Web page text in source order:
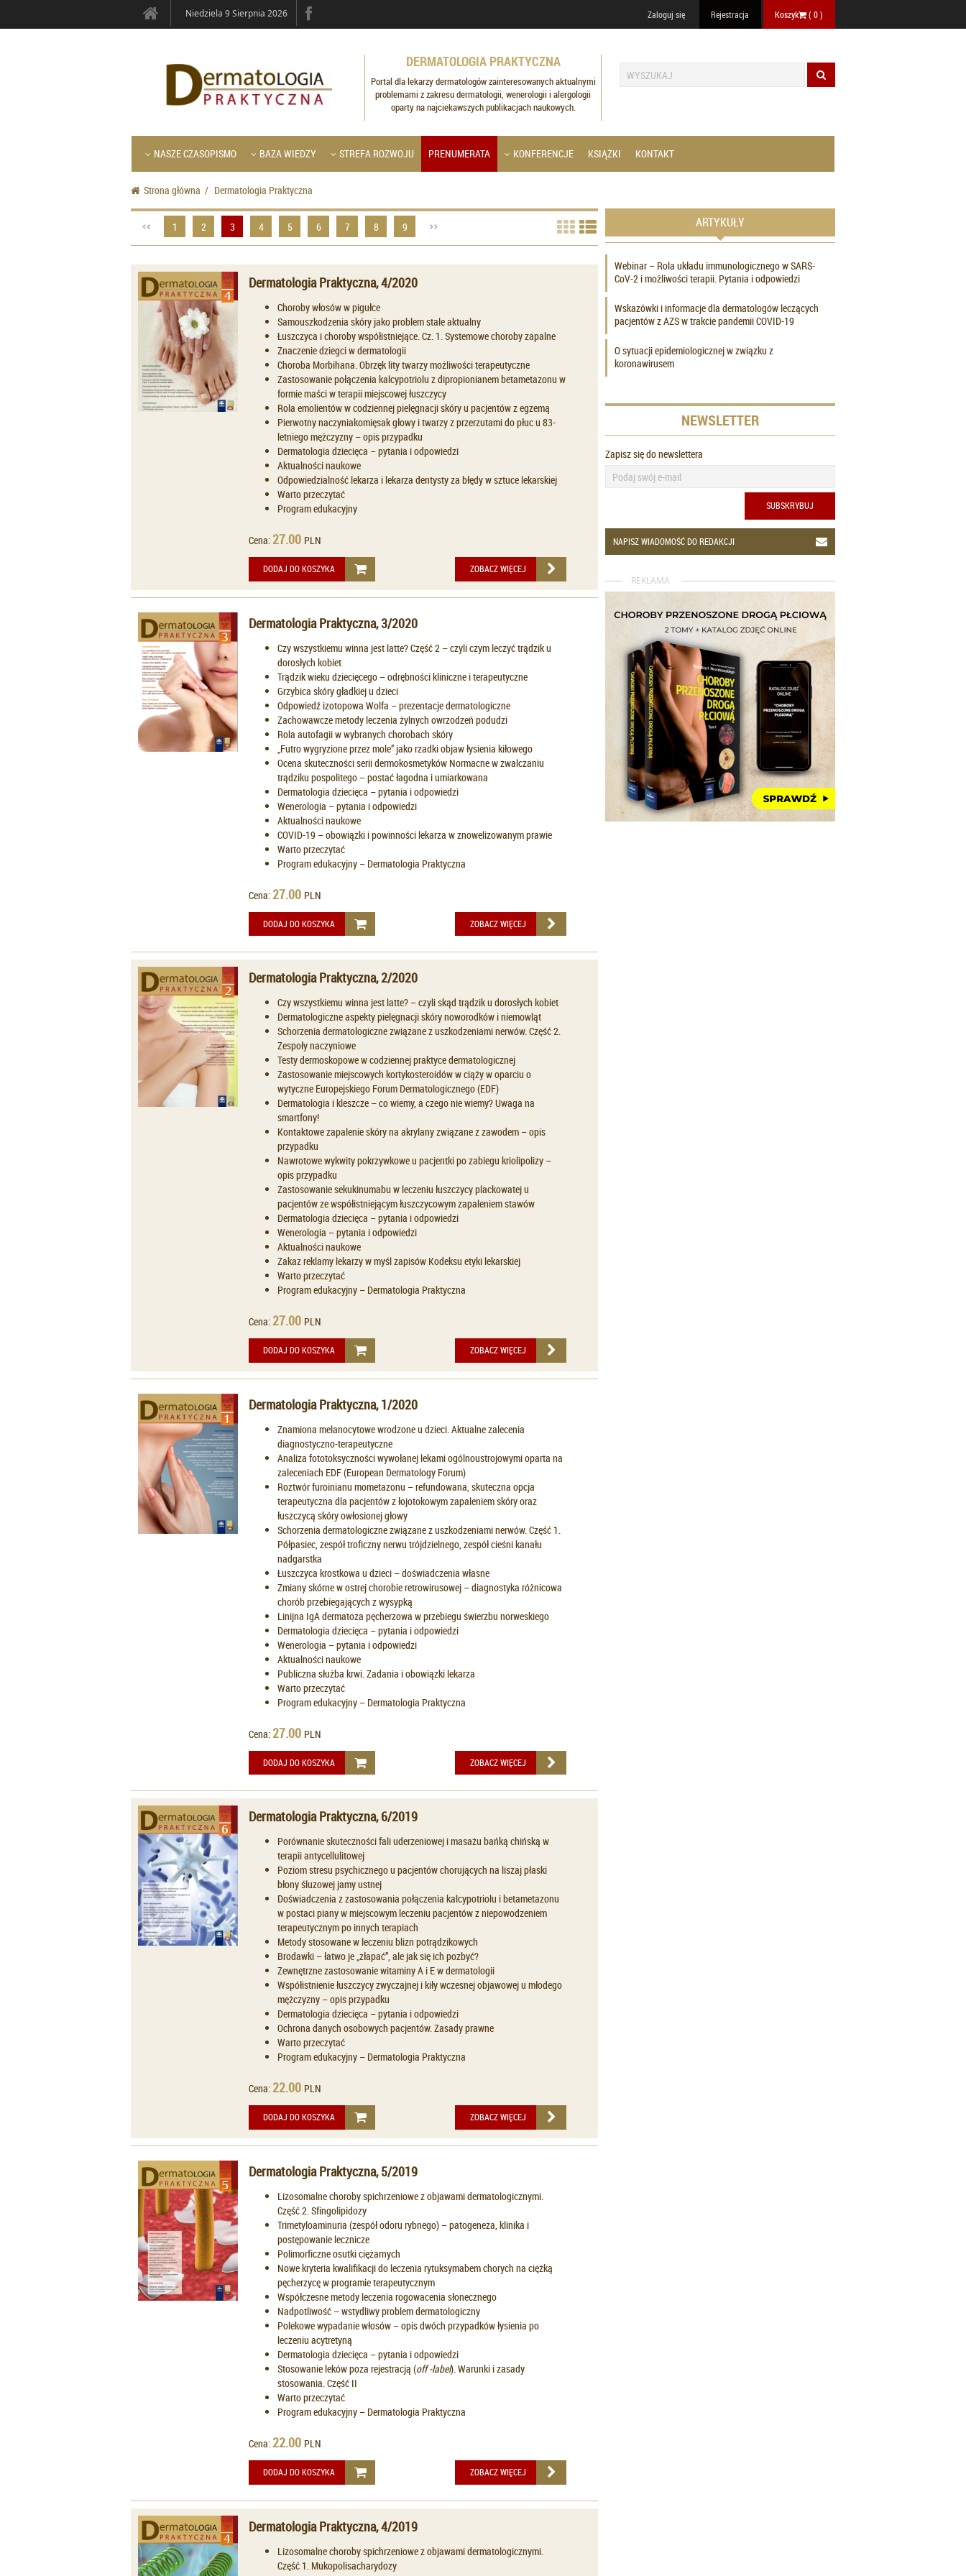
Niedziela 9 Sierpnia 2026 Zaloguj się Rejestracja Koszyk (0)
DERMATOLOGIA PRAKTYCZNA
Portal dla lekarzy dermatologów zainteresowanych aktualnymi
problemami z zakresu dermatologii, wenerologii i alergologii
oparty na najciekawszych publikacjach naukowych.
NASZE CZASOPISMO BAZA WIEDZY STREFA ROZWOJU PRENUMERATA KONFERENCJE KSIĄŻKI KONTAKT
Strona główna / Dermatologia Praktyczna
1 2 3 4 5 6 7 8 9
Dermatologia Praktyczna, 4/2020
Choroby włosów w pigułce
Samouszkodzenia skóry jako problem stale aktualny
Łuszczyca i choroby współistniejące. Cz. 1. Systemowe choroby zapalne
Znaczenie dziegci w dermatologii
Choroba Morbihana. Obrzęk lity twarzy możliwości terapeutyczne
Zastosowanie połączenia kalcypotriolu z dipropionianem betametazonu w
formie maści w terapii miejscowej łuszczycy
Rola emolientów w codziennej pielęgnacji skóry u pacjentów z egzemą
Pierwotny naczyniakomięsak głowy i twarzy z przerzutami do płuc u 83-
letniego mężczyzny – opis przypadku
Dermatologia dziecięca – pytania i odpowiedzi
Aktualności naukowe
Odpowiedzialność lekarza i lekarza dentysty za błędy w sztuce lekarskiej
Warto przeczytać
Program edukacyjny
Cena: 27.00 PLN
DODAJ DO KOSZYKA ZOBACZ WIĘCEJ
Dermatologia Praktyczna, 3/2020
Czy wszystkiemu winna jest latte? Część 2 – czyli czym leczyć trądzik u
dorosłych kobiet
Trądzik wieku dziecięcego – odrębności kliniczne i terapeutyczne
Grzybica skóry gładkiej u dzieci
Odpowiedź izotopowa Wolfa – prezentacje dermatologiczne
Zachowawcze metody leczenia żylnych owrzodzeń podudzi
Rola autofagii w wybranych chorobach skóry
„Futro wygryzione przez mole” jako rzadki objaw łysienia kiłowego
Ocena skuteczności serii dermokosmetyków Normacne w zwalczaniu
trądziku pospolitego – postać łagodna i umiarkowana
Dermatologia dziecięca – pytania i odpowiedzi
Wenerologia – pytania i odpowiedzi
Aktualności naukowe
COVID-19 – obowiązki i powinności lekarza w znowelizowanym prawie
Warto przeczytać
Program edukacyjny – Dermatologia Praktyczna
Cena: 27.00 PLN
DODAJ DO KOSZYKA ZOBACZ WIĘCEJ
Dermatologia Praktyczna, 2/2020
Czy wszystkiemu winna jest latte? – czyli skąd trądzik u dorosłych kobiet
Dermatologiczne aspekty pielęgnacji skóry noworodków i niemowląt
Schorzenia dermatologiczne związane z uszkodzeniami nerwów. Część 2.
Zespoły naczyniowe
Testy dermoskopowe w codziennej praktyce dermatologicznej
Zastosowanie miejscowych kortykosteroidów w ciąży w oparciu o
wytyczne Europejskiego Forum Dermatologicznego (EDF)
Dermatologia i kleszcze – co wiemy, a czego nie wiemy? Uwaga na
smartfony!
Kontaktowe zapalenie skóry na akrylany związane z zawodem – opis
przypadku
Nawrotowe wykwity pokrzywkowe u pacjentki po zabiegu kriolipolizy –
opis przypadku
Zastosowanie sekukinumabu w leczeniu łuszczycy plackowatej u
pacjentów ze współistniejącym łuszczycowym zapaleniem stawów
Dermatologia dziecięca – pytania i odpowiedzi
Wenerologia – pytania i odpowiedzi
Aktualności naukowe
Zakaz reklamy lekarzy w myśl zapisów Kodeksu etyki lekarskiej
Warto przeczytać
Program edukacyjny – Dermatologia Praktyczna
Cena: 27.00 PLN
DODAJ DO KOSZYKA ZOBACZ WIĘCEJ
Dermatologia Praktyczna, 1/2020
Znamiona melanocytowe wrodzone u dzieci. Aktualne zalecenia
diagnostyczno-terapeutyczne
Analiza fototoksyczności wywołanej lekami ogólnoustrojowymi oparta na
zaleceniach EDF (European Dermatology Forum)
Roztwór furoinianu mometazonu – refundowana, skuteczna opcja
terapeutyczna dla pacjentów z łojotokowym zapaleniem skóry oraz
łuszczycą skóry owłosionej głowy
Schorzenia dermatologiczne związane z uszkodzeniami nerwów. Część 1.
Półpasiec, zespół troficzny nerwu trójdzielnego, zespół cieśni kanału
nadgarstka
Łuszczyca krostkowa u dzieci – doświadczenia własne
Zmiany skórne w ostrej chorobie retrowirusowej – diagnostyka różnicowa
chorób przebiegających z wysypką
Linijna IgA dermatoza pęcherzowa w przebiegu świerzbu norweskiego
Dermatologia dziecięca – pytania i odpowiedzi
Wenerologia – pytania i odpowiedzi
Aktualności naukowe
Publiczna służba krwi. Zadania i obowiązki lekarza
Warto przeczytać
Program edukacyjny – Dermatologia Praktyczna
Cena: 27.00 PLN
DODAJ DO KOSZYKA ZOBACZ WIĘCEJ
Dermatologia Praktyczna, 6/2019
Porównanie skuteczności fali uderzeniowej i masażu bańką chińską w
terapii antycellulitowej
Poziom stresu psychicznego u pacjentów chorujących na liszaj płaski
błony śluzowej jamy ustnej
Doświadczenia z zastosowania połączenia kalcypotriolu i betametazonu
w postaci piany w miejscowym leczeniu pacjentów z niepowodzeniem
terapeutycznym po innych terapiach
Metody stosowane w leczeniu blizn potrądzikowych
Brodawki – łatwo je „złapać”, ale jak się ich pozbyć?
Zewnętrzne zastosowanie witaminy A i E w dermatologii
Współistnienie łuszczycy zwyczajnej i kiły wczesnej objawowej u młodego
mężczyzny – opis przypadku
Dermatologia dziecięca – pytania i odpowiedzi
Ochrona danych osobowych pacjentów. Zasady prawne
Warto przeczytać
Program edukacyjny – Dermatologia Praktyczna
Cena: 22.00 PLN
DODAJ DO KOSZYKA ZOBACZ WIĘCEJ
Dermatologia Praktyczna, 5/2019
Lizosomalne choroby spichrzeniowe z objawami dermatologicznymi.
Część 2. Sfingolipidozy
Trimetyloaminuria (zespół odoru rybnego) – patogeneza, klinika i
postępowanie lecznicze
Polimorficzne osutki ciężarnych
Nowe kryteria kwalifikacji do leczenia rytuksymabem chorych na ciężką
pęcherzycę w programie terapeutycznym
Współczesne metody leczenia rogowacenia słonecznego
Nadpotliwość – wstydliwy problem dermatologiczny
Polekowe wypadanie włosów – opis dwóch przypadków łysienia po
leczeniu acytretyną
Dermatologia dziecięca – pytania i odpowiedzi
Stosowanie leków poza rejestracją (off -label). Warunki i zasady
stosowania. Część II
Warto przeczytać
Program edukacyjny – Dermatologia Praktyczna
Cena: 22.00 PLN
DODAJ DO KOSZYKA ZOBACZ WIĘCEJ
Dermatologia Praktyczna, 4/2019
Lizosomalne choroby spichrzeniowe z objawami dermatologicznymi.
Część 1. Mukopolisacharydozy
ARTYKUŁY
Webinar – Rola układu immunologicznego w SARS-
CoV-2 i możliwości terapii. Pytania i odpowiedzi
Wskazówki i informacje dla dermatologów leczących
pacjentów z AZS w trakcie pandemii COVID-19
O sytuacji epidemiologicznej w związku z
koronawirusem
NEWSLETTER
Zapisz się do newslettera
SUBSKRYBUJ
NAPISZ WIADOMOŚĆ DO REDAKCJI
REKLAMA